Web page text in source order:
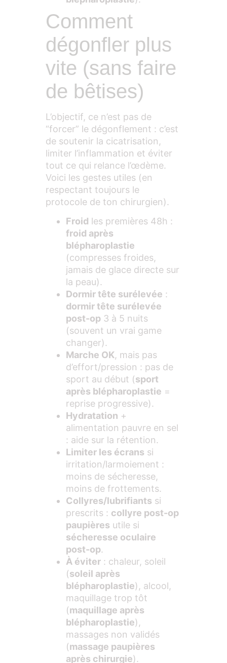
Comment
dégonfler plus
vite (sans faire
de bêtises)
L’objectif, ce n’est pas de
“forcer” le dégonflement : c’est
de soutenir la cicatrisation,
limiter l’inflammation et éviter
tout ce qui relance l’œdème.
Voici les gestes utiles (en
respectant toujours le
protocole de ton chirurgien).
Froid les premières 48h :
froid après
blépharoplastie
(compresses froides,
jamais de glace directe sur
la peau).
Dormir tête surélevée :
dormir tête surélevée
post-op 3 à 5 nuits
(souvent un vrai game
changer).
Marche OK, mais pas
d’effort/pression : pas de
sport au début (sport
après blépharoplastie =
reprise progressive).
Hydratation +
alimentation pauvre en sel
: aide sur la rétention.
Limiter les écrans si
irritation/larmoiement :
moins de sécheresse,
moins de frottements.
Collyres/lubrifiants si
prescrits : collyre post-op
paupières utile si
sécheresse oculaire
post-op.
À éviter : chaleur, soleil
(soleil après
blépharoplastie), alcool,
maquillage trop tôt
(maquillage après
blépharoplastie),
massages non validés
(massage paupières
après chirurgie).